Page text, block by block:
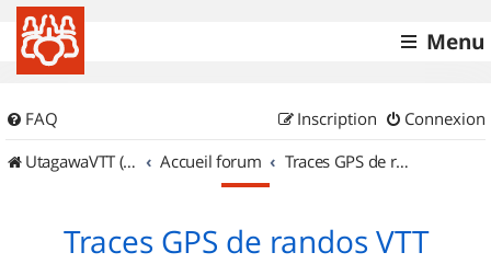
Menu
FAQ Connexion
Inscription
UtagawaVTT (Randos VTT et VTTAE avec traces GPS)
Accueil forum Traces GPS de randos VTT
Traces GPS de randos VTT